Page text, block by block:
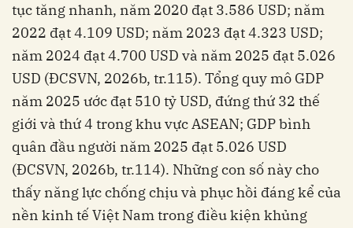
tục tăng nhanh, năm 2020 đạt 3.586 USD; năm
2022 đạt 4.109 USD; năm 2023 đạt 4.323 USD;
năm 2024 đạt 4.700 USD và năm 2025 đạt 5.026
USD (ĐCSVN, 2026b, tr.115). Tổng quy mô GDP
năm 2025 ước đạt 510 tỷ USD, đứng thứ 32 thế
giới và thứ 4 trong khu vực ASEAN; GDP bình
quân đầu người năm 2025 đạt 5.026 USD
(ĐCSVN, 2026b, tr.114). Những con số này cho
thấy năng lực chống chịu và phục hồi đáng kể của
nền kinh tế Việt Nam trong điều kiện khủng